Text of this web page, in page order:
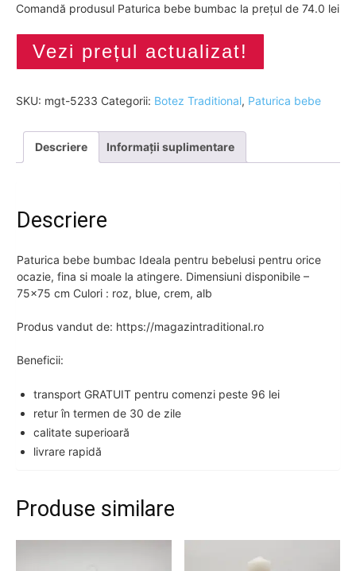
Comandă produsul Paturica bebe bumbac la prețul de 74.0 lei
Vezi prețul actualizat!
SKU: mgt-5233 Categorii: Botez Traditional, Paturica bebe
Descriere Informații suplimentare
Descriere
Paturica bebe bumbac Ideala pentru bebelusi pentru orice
ocazie, fina si moale la atingere. Dimensiuni disponibile –
75×75 cm Culori : roz, blue, crem, alb
Produs vandut de: https://magazintraditional.ro
Beneficii:
transport GRATUIT pentru comenzi peste 96 lei
retur în termen de 30 de zile
calitate superioară
livrare rapidă
Produse similare